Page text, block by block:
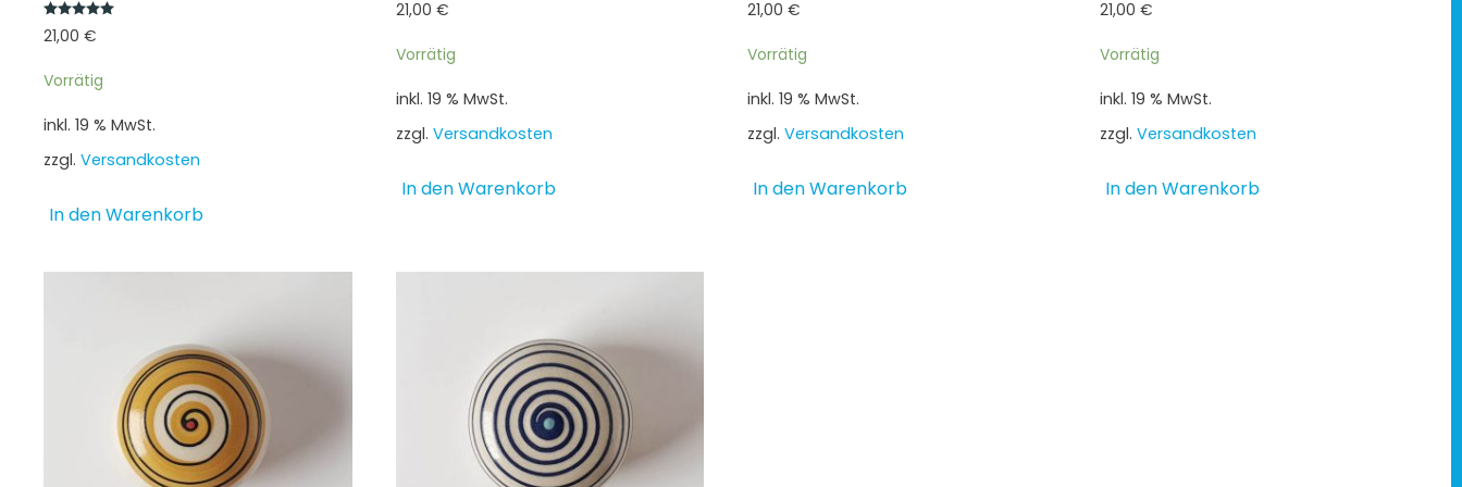
21,00 €
Vorrätig
inkl. 19 % MwSt.
zzgl. Versandkosten
In den Warenkorb
21,00 €
Vorrätig
inkl. 19 % MwSt.
zzgl. Versandkosten
In den Warenkorb
21,00 €
Vorrätig
inkl. 19 % MwSt.
zzgl. Versandkosten
In den Warenkorb
21,00 €
Vorrätig
inkl. 19 % MwSt.
zzgl. Versandkosten
In den Warenkorb